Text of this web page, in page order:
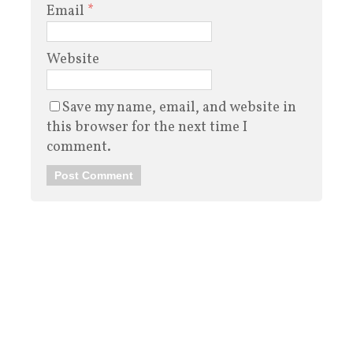
Email *
Website
Save my name, email, and website in
this browser for the next time I
comment.